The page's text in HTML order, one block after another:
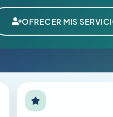
OFRECER MIS